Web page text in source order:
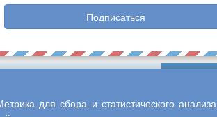
Подписаться
для сбора и статистического анализа